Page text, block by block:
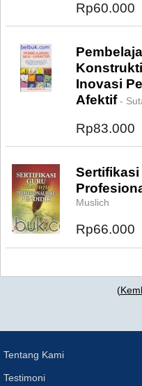
Rp60.000
Inovasi
Afektif-
Rp83.000
Sertifikasi
Muslich
Rp66.000
(
Tentang Kami
Testimoni